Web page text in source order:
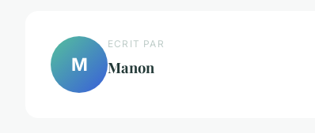
M
ECRIT PAR
Manon